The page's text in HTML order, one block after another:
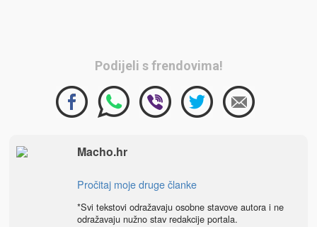
Podijeli s frendovima!
Macho.hr
Pročitaj moje druge članke
*Svi tekstovi odražavaju osobne stavove autora i ne
odražavaju nužno stav redakcije portala.